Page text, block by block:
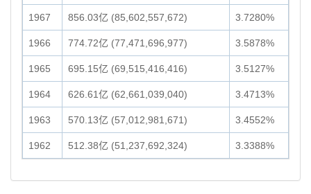
1967 856.03亿 (85,602,557,672) 3.7280%
1966 774.72亿 (77,471,696,977) 3.5878%
1965 695.15亿 (69,515,416,416) 3.5127%
1964 626.61亿 (62,661,039,040) 3.4713%
1963 570.13亿 (57,012,981,671) 3.4552%
1962 512.38亿 (51,237,692,324) 3.3388%